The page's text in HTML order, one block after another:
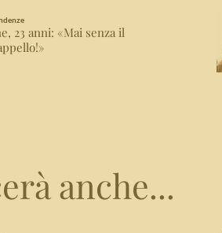
23 anni: «Mai senza il
anche...